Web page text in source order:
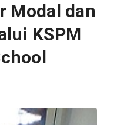
Modal dan
KSPM